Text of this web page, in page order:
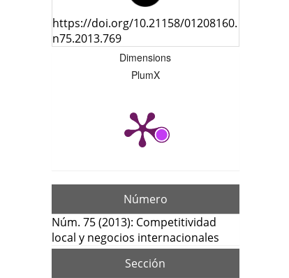
https://doi.org/10.21158/01208160.
n75.2013.769
Dimensions
PlumX
Número
Núm. 75 (2013): Competitividad
local y negocios internacionales
Sección